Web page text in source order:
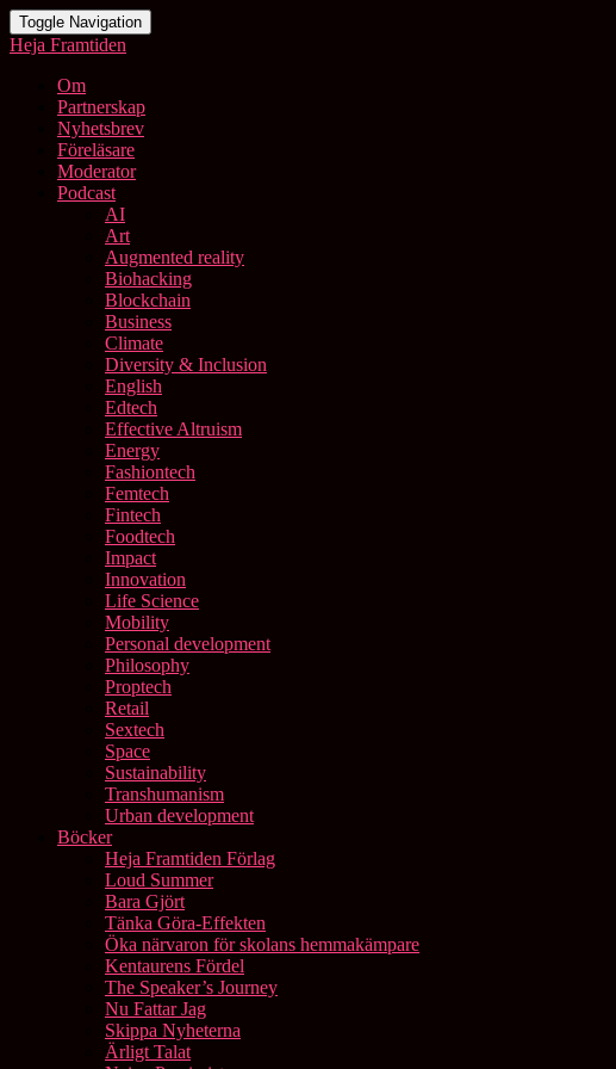
Toggle Navigation
Heja Framtiden
Om
Partnerskap
Nyhetsbrev
Föreläsare
Moderator
Podcast
AI
Art
Augmented reality
Biohacking
Blockchain
Business
Climate
Diversity & Inclusion
English
Edtech
Effective Altruism
Energy
Fashiontech
Femtech
Fintech
Foodtech
Impact
Innovation
Life Science
Mobility
Personal development
Philosophy
Proptech
Retail
Sextech
Space
Sustainability
Transhumanism
Urban development
Böcker
Heja Framtiden Förlag
Loud Summer
Bara Gjört
Tänka Göra-Effekten
Öka närvaron för skolans hemmakämpare
Kentaurens Fördel
The Speaker’s Journey
Nu Fattar Jag
Skippa Nyheterna
Ärligt Talat